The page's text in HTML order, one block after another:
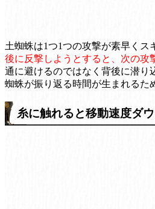
土蜘蛛は1つ1つの攻撃が素早くス
後に反撃しようとすると、次の攻
通に避けるのではなく背後に潜り
蜘蛛が振り返る時間が生まれるた
糸に触れると移動速度ダ